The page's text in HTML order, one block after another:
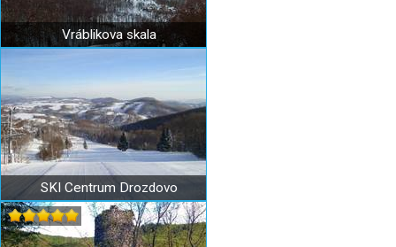
Vráblikova skala
SKI Centrum Drozdovo